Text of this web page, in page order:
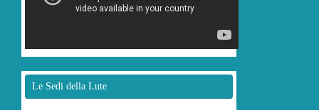
Le Sedi della Lute